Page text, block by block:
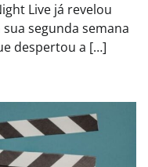
Live já revelou
segunda semana
despertou a […]